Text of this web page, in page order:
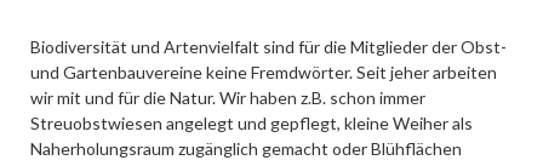
Biodiversität und Artenvielfalt sind für die Mitglieder der Obst-
und Gartenbauvereine keine Fremdwörter. Seit jeher arbeiten
wir mit und für die Natur. Wir haben z.B. schon immer
Streuobstwiesen angelegt und gepflegt, kleine Weiher als
Naherholungsraum zugänglich gemacht oder Blühflächen